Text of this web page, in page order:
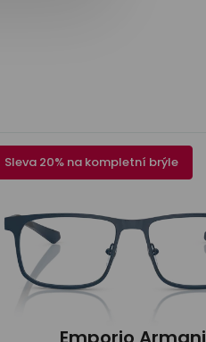
Sleva 20% na kompletní brýle